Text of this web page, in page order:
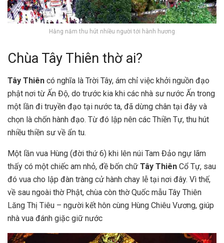
Hằng năm thu hút nhiều người tới hành hương
Chùa Tây Thiên thờ ai?
Tây Thiên có nghĩa là Trời Tây, ám chỉ việc khởi nguồn đạo
phật nơi từ Ấn Độ, do trước kia khi các nhà sư nước Ấn trong
một lần đi truyền đạo tại nước ta, đã dừng chân tại đây và
chọn là chốn hành đạo. Từ đó lập nên các Thiền Tự, thu hút
nhiều thiền sư về ẩn tu.
Một lần vua Hùng (đời thứ 6) khi lên núi Tam Đảo ngự lãm
thấy có một chiếc am nhỏ, đề bốn chữ Tây Thiên Cổ Tự, sau
đó vua cho lập đàn tràng cử hành chay lễ tại nơi đây. Vì thế,
về sau ngoài thờ Phật, chùa còn thờ Quốc mẫu Tây Thiên
Lăng Thị Tiêu – người kết hôn cùng Hùng Chiêu Vương, giúp
nhà vua đánh giặc giữ nước